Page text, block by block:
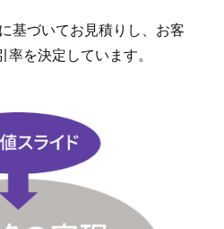
基づいてお見積りし、お客
を決定しています。